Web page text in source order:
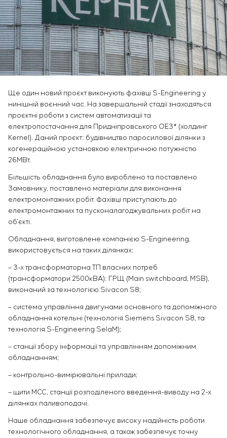
замовника
Сервісне обслуговування
Управління проєктами
Аутсорсинг
Консалтингові послуги
Індивідуальна розробка та випробування
Розробка математичних моделей об’єктів
управління
Розробка спеціальних алгоритмів
Розробка систем управління
Енергоаудит
Інфраструктура
Хімічна промисловість
Цементна промисловість
Вакансії
Стажування
Ветеранам
КОНТАКТИ
Ще один новий проєкт виконують фахівці S-Engineering у
нинішній воєнний час. На завершальній стадії знаходяться
проєктні роботи з систем автоматизації та
електропостачання для Придніпровського ОЕЗ* (холдинг
Kernel). Даний проєкт: будівництво паросилової ділянки з
когенераційною установкою електричною потужністю
26МВт.
Більшість обладнання було вироблено та поставлено
Замовнику, поставлено матеріали для виконання
електромонтажних робіт. Фахівці приступають до
електромонтажних та пусконалагоджувальних робіт на
об’єкті.
Обладнання, виготовлене компанією S-Engineering,
використовується на таких ділянках:
– 3-х трансформаторна ТП власних потреб
(трансформатори 2500кВА): ГРЩ (Main switchboard, MSB),
виконаний за технологією Sivacon S8;
– система управління двигунами основного та допоміжного
обладнання котельні (технологія Siemens Sivacon S8, та
технологія S-Engineering SelaM);
– станції збору інформації та управлінням допоміжним
обладнанням;
– контрольно-вимірювальні прилади;
– щити МСС, станції розподіленого введення-виводу на 2-х
ділянках паливоподачі.
Наше обладнання забезпечує високу надійність роботи
технологічного обладнання, а також забезпечує точну